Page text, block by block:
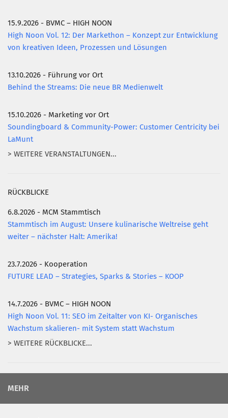
15.9.2026 - BVMC – HIGH NOON
High Noon Vol. 12: Der Markethon – Konzept zur Entwicklung
von kreativen Ideen, Prozessen und Lösungen
13.10.2026 - Führung vor Ort
Behind the Streams: Die neue BR Medienwelt
15.10.2026 - Marketing vor Ort
Soundingboard & Community-Power: Customer Centricity bei
LaMunt
> WEITERE VERANSTALTUNGEN...
RÜCKBLICKE
6.8.2026 - MCM Stammtisch
Stammtisch im August: Unsere kulinarische Weltreise geht
weiter – nächster Halt: Amerika!
23.7.2026 - Kooperation
FUTURE LEAD – Strategies, Sparks & Stories – KOOP
14.7.2026 - BVMC – HIGH NOON
High Noon Vol. 11: SEO im Zeitalter von KI- Organisches
Wachstum skalieren- mit System statt Wachstum
> WEITERE RÜCKBLICKE...
MEHR